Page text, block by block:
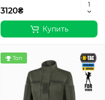
3120₴
Купить
Топ